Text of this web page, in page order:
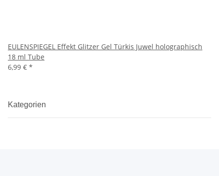
EULENSPIEGEL Effekt Glitzer Gel Türkis Juwel holographisch
18 ml Tube
6,99 € *
Kategorien